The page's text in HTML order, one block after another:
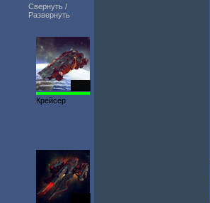
Свернуть /
Развернуть
Крейсер